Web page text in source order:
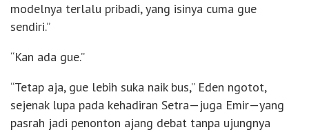
modelnya terlalu pribadi, yang isinya cuma gue
sendiri.”
“Kan ada gue.”
“Tetap aja, gue lebih suka naik bus,” Eden ngotot,
sejenak lupa pada kehadiran Setra—juga Emir—yang
pasrah jadi penonton ajang debat tanpa ujungnya